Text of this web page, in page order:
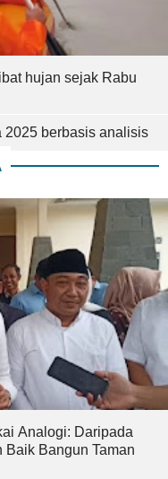
hujan sejak Rabu
2025 berbasis analisis
Analogi: Daripada
Bangun Taman